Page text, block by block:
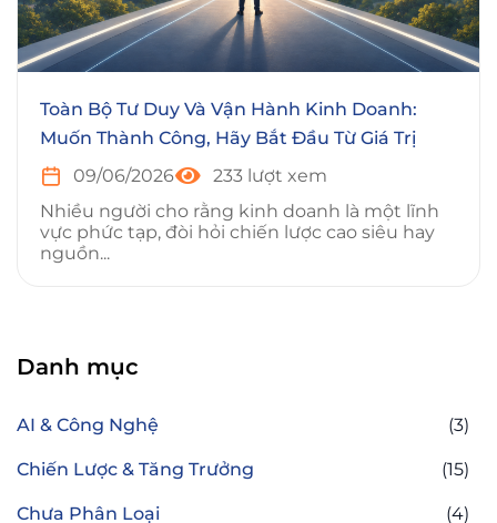
Toàn Bộ Tư Duy Và Vận Hành Kinh Doanh:
Muốn Thành Công, Hãy Bắt Đầu Từ Giá Trị
09/06/2026
233 lượt xem
Nhiều người cho rằng kinh doanh là một lĩnh
vực phức tạp, đòi hỏi chiến lược cao siêu hay
nguồn...
Danh mục
AI & Công Nghệ (3)
Chiến Lược & Tăng Trưởng (15)
Chưa Phân Loại (4)